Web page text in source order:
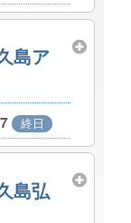
島ア
終日
島弘